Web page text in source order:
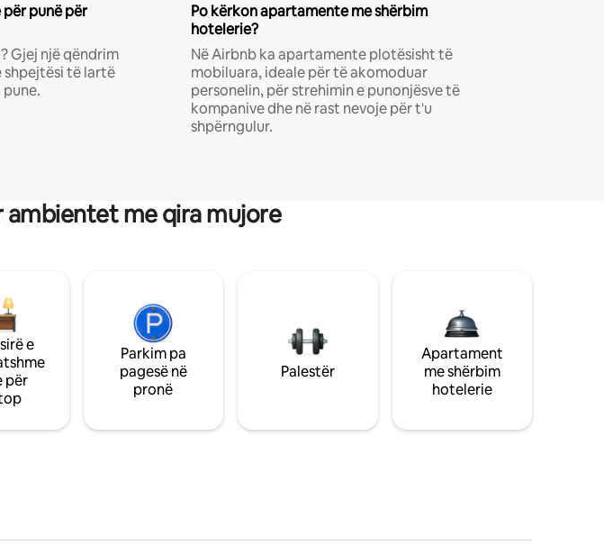
punë për
Gjej një qëndrim
të lartë
Po kërkon apartamente me shërbim
hotelerie?
Në Airbnb ka apartamente plotësisht të
mobiluara, ideale për të akomoduar
personelin, për strehimin e punonjësve të
kompanive dhe në rast nevoje për t'u
shpërngulur.
me qira mujore
e
për
Parkim pa
pagesë në
pronë
Palestër
Apartament
me shërbim
hotelerie